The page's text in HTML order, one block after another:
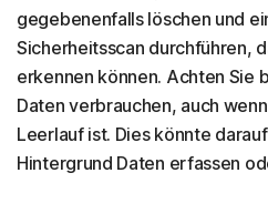
gegebenenfalls löschen und
Sicherheitsscan durchführen,
erkennen können. Achten Sie
Daten verbrauchen, auch
Leerlauf ist. Dies könnte
Hintergrund Daten erfassen